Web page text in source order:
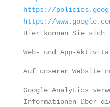
https://
https://
Hier können Sie sich
Web- und App-
Auf unserer Website
Google Analytics
Informationen über